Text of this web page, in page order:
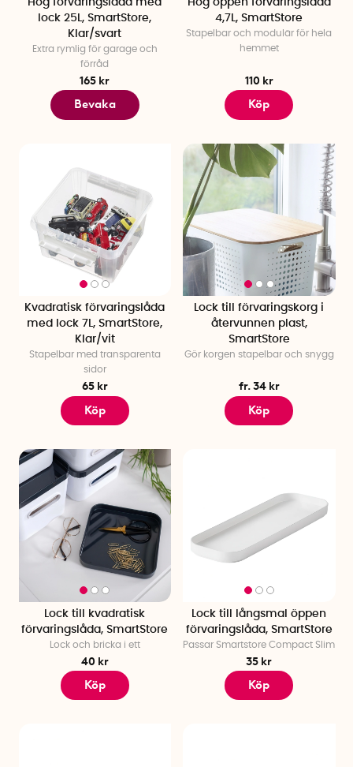
Hög förvaringslåda med
lock 25L, SmartStore,
Klar/svart
Extra rymlig för garage och
förråd
165 kr
Bevaka
Hög öppen förvaringslåda
4,7L, SmartStore
Stapelbar och modulär för hela
hemmet
110 kr
Köp
Kvadratisk förvaringslåda
med lock 7L, SmartStore,
Klar/vit
Stapelbar med transparenta
sidor
65 kr
Köp
Lock till förvaringskorg i
återvunnen plast,
SmartStore
Gör korgen stapelbar och snygg
fr. 34 kr
Köp
Lock till kvadratisk
förvaringslåda, SmartStore
Lock och bricka i ett
40 kr
Köp
Lock till långsmal öppen
förvaringslåda, SmartStore
Passar Smartstore Compact Slim
35 kr
Köp